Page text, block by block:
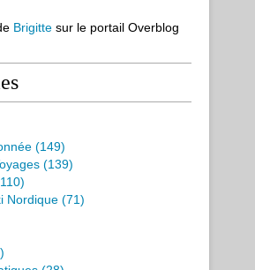
Brigitte sur le portail Overblog
(149)
(139)
Nordique (71)